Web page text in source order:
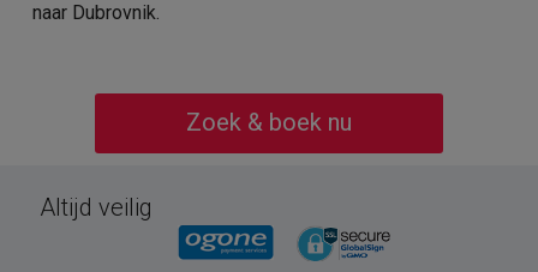
naar Dubrovnik.
Zoek & boek nu
Altijd veilig